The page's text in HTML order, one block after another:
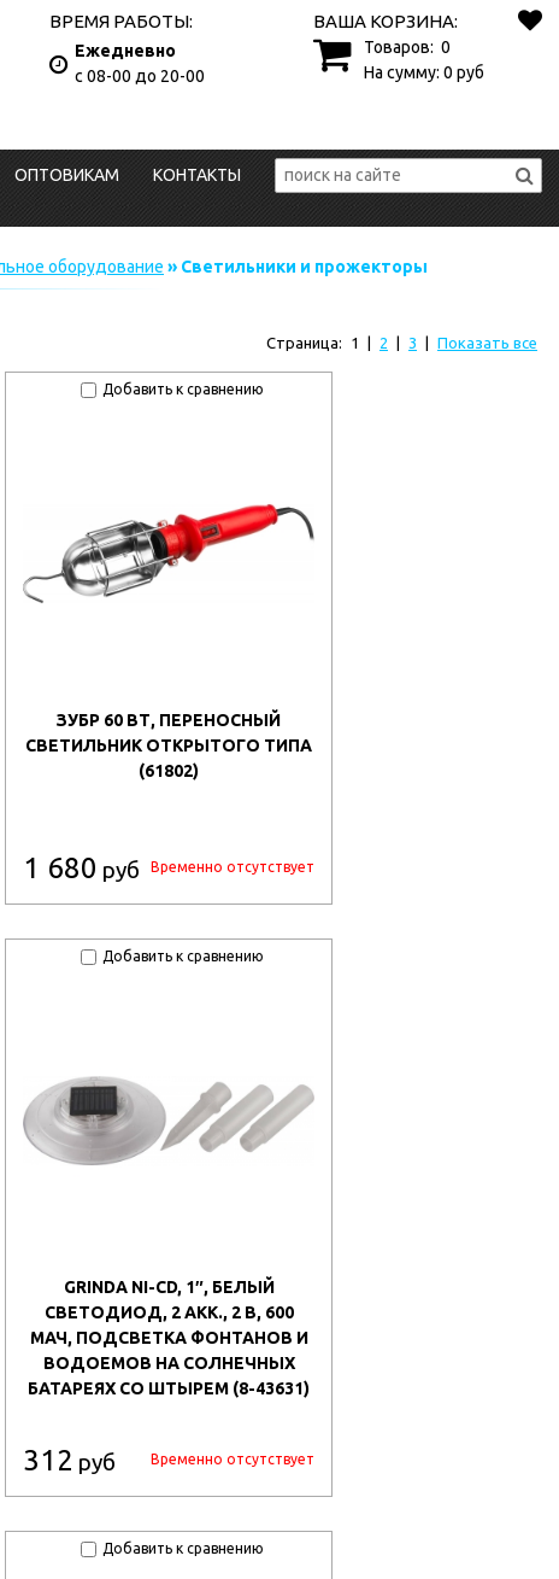
ВРЕМЯ РАБОТЫ:
Ежедневно
с 08-00 до 20-00
ВАША КОРЗИНА:
Товаров: 0
На сумму: 0 руб
ОПТОВИКАМ КОНТАКТЫ
оборудование » Светильники и прожекторы
Страница: 1 2 3 Показать все
Добавить к сравнению
ЗУБР 60 ВТ, ПЕРЕНОСНЫЙ
СВЕТИЛЬНИК ОТКРЫТОГО ТИПА
(61802)
1 680 руб Временно отсутствует
Добавить к сравнению
GRINDA NI-CD, 1″, БЕЛЫЙ
СВЕТОДИОД, 2 АКК., 2 В, 600
МАЧ, ПОДСВЕТКА ФОНТАНОВ И
ВОДОЕМОВ НА СОЛНЕЧНЫХ
БАТАРЕЯХ СО ШТЫРЕМ (8-43631)
312 руб Временно отсутствует
Добавить к сравнению